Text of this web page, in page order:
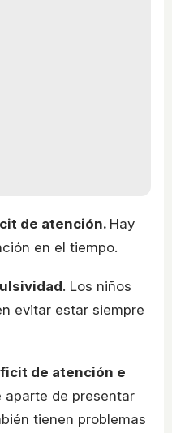
de atención. Hay
en el tiempo.
. Los niños
evitar estar siempre
de atención e
aparte de presentar
tienen problemas